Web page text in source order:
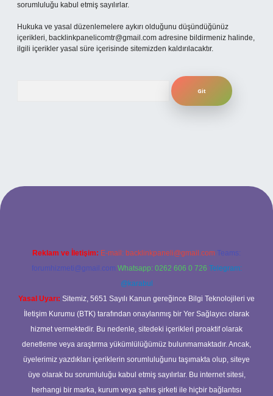
sorumluluğu kabul etmiş sayılırlar.
Hukuka ve yasal düzenlemelere aykırı olduğunu düşündüğünüz
içerikleri, backlinkpanelicomtr@gmail.com adresine bildirmeniz halinde,
ilgili içerikler yasal süre içerisinde sitemizden kaldırılacaktır.
bahis
Reklam ve İletişim: E-mail: backlinkpaneli@gmail.com Teams:
forumhizmeti@gmail.com Whatsapp: 0262 606 0 726 Telegram:
@karabul
Yasal Uyarı: Sitemiz, 5651 Sayılı Kanun gereğince Bilgi Teknolojileri ve
İletişim Kurumu (BTK) tarafından onaylanmış bir Yer Sağlayıcı olarak
hizmet vermektedir. Bu nedenle, sitedeki içerikleri proaktif olarak
denetleme veya araştırma yükümlülüğümüz bulunmamaktadır. Ancak,
üyelerimiz yazdıkları içeriklerin sorumluluğunu taşımakta olup, siteye
üye olarak bu sorumluluğu kabul etmiş sayılırlar. Bu internet sitesi,
herhangi bir marka, kurum veya şahıs şirketi ile hiçbir bağlantısı